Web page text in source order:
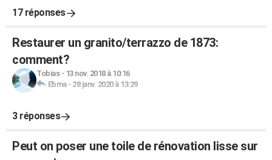
17 réponses
Restaurer un granito/terrazzo de 1873:
comment?
Tobias- 13 nov. 2018 à 10:16
Ebma- 28 janv. 2020 à 13:29
3 réponses
Peut on poser une toile de rénovation lisse sur